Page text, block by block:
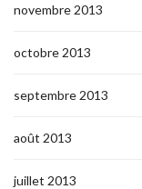
novembre 2013
octobre 2013
septembre 2013
août 2013
juillet 2013